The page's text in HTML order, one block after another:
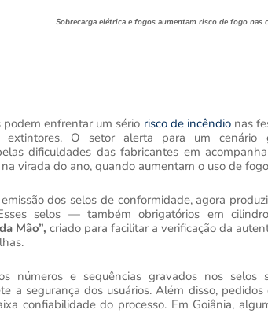
Sobrecarga elétrica e fogos aumentam risco de fogo nas
enfrentar um sério risco de incêndio nas
O setor alerta para um cenário
dificuldades das fabricantes em
virada do ano, quando aumentam o uso de
dos selos de conformidade, agora
selos — também obrigatórios em
Mão”, criado para facilitar a verificação da
números e sequências gravados nos
a segurança dos usuários. Além disso,
confiabilidade do processo. Em Goiânia,